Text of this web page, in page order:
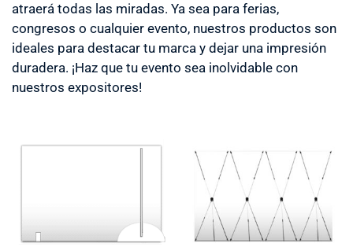
atraerá todas las miradas. Ya sea para ferias,
congresos o cualquier evento, nuestros productos son
ideales para destacar tu marca y dejar una impresión
duradera. ¡Haz que tu evento sea inolvidable con
nuestros expositores!